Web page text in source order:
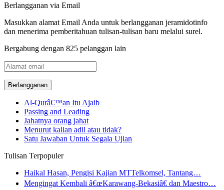
Berlangganan via Email
Masukkan alamat Email Anda untuk berlangganan jeramidotinfo
dan menerima pemberitahuan tulisan-tulisan baru melalui surel.
Bergabung dengan 825 pelanggan lain
Alamat
email
Al-Qurâ€™an Itu Ajaib
Passing and Leading
Jahatnya orang jahat
Menurut kalian adil atau tidak?
Satu Jawaban Untuk Segala Ujian
Tulisan Terpopuler
Haikal Hasan, Pengisi Kajian MTTelkomsel, Tantang…
Mengingat Kembali â€œKarawang-Bekasiâ€ dan Maestro…